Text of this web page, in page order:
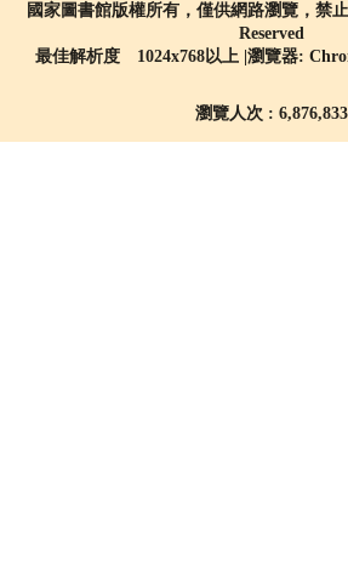
國家圖書館版權所有，僅供網路瀏覽，禁
Reserved
最佳解析度 1024x768以上 |瀏覽器:
瀏覽人次 : 6,876,833